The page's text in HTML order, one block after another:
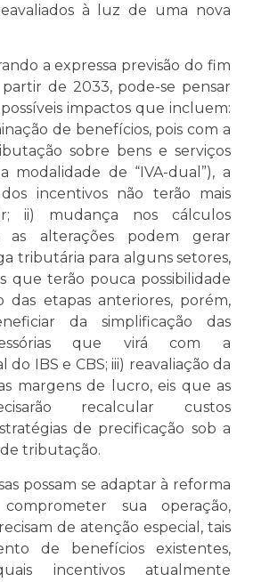
à luz de uma nova
a expressa previsão do fim
de 2033, pode-se pensar
impactos que incluem:
de benefícios, pois com a
sobre bens e serviços
modalidade de “IVA-dual”), a
incentivos não terão mais
ii) mudança nos cálculos
as alterações podem gerar
tributária para alguns setores,
que terão pouca possibilidade
das etapas anteriores, porém,
da simplificação das
que virá com a
IBS e CBS; iii) reavaliação da
margens de lucro, eis que as
recalcular custos
de precificação sob a
tributação.
possam se adaptar à reforma
sua operação,
de atenção especial, tais
de benefícios existentes,
incentivos atualmente